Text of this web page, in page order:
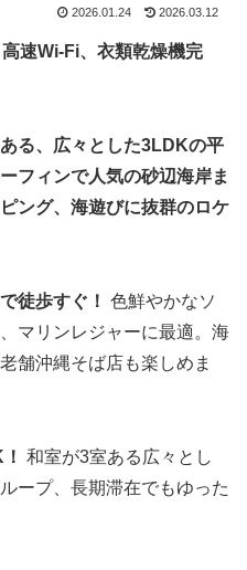
2026.01.24 2026.03.12
速Wi-Fi、衣類乾燥機完
る、広々とした3LDKの平
フィンで人気の砂辺海岸ま
ング、海遊びに抜群のロケ
徒歩すぐ！ 色鮮やかなソ
マリンレジャーに最適。海
舗沖縄そば店も楽しめま
和室が3室ある広々とし
ープ、長期滞在でもゆった